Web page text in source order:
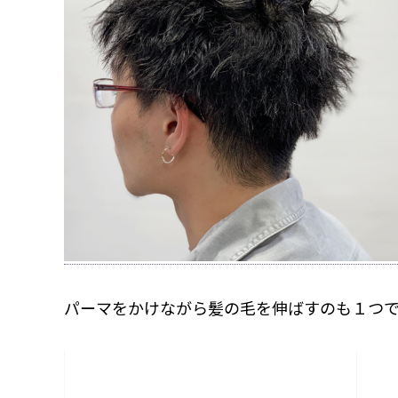
パーマをかけながら髪の毛を伸ばすのも１つ